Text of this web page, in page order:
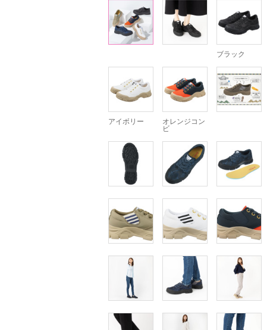
ブラック
アイボリー
オレンジコン
ビ